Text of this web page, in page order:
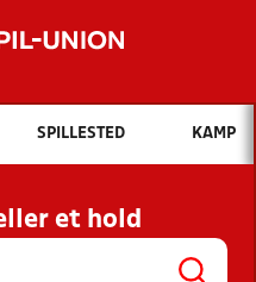
Hvad vil du søge efter?
OG NYHEDER
KLUBBER OG
SPILLESTED KAMP
et hold